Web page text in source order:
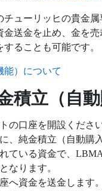
チューリッヒの貴金
送金を止め、金を
することも可能です。
能）について
積立（自
の口座を開設くださ
、純金積立（自動購
ている資金で、
なります。
へ資金を送金します